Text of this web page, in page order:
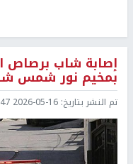
إصابة شاب برصاص
بمخيم نور شمس
تم النشر بتاريخ: 2026-05-16 23:47